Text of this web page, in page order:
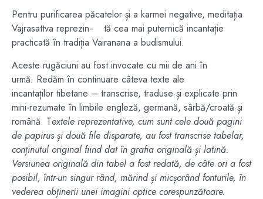
Pentru purificarea păcatelor și a karmei negative, meditația
Vajrasattva reprezin- tă cea mai puternică incantație
practicată în tradiția Vairanana a budismului.
Aceste rugăciuni au fost invocate cu mii de ani în
urmă. Redăm în continuare câteva texte ale
incantaților tibetane – transcrise, traduse și explicate prin
mini-rezumate în limbile engleză, germană, sârbă/croată și
română. Textele reprezentative, cum sunt cele două pagini
de papirus și două file disparate, au fost transcrise tabelar,
conținutul original fiind dat în grafia originală și latină.
Versiunea originală din tabel a fost redată, de câte ori a fost
posibil, într-un singur rând, mărind și micșorând fonturile, în
vederea obținerii unei imagini optice corespunzătoare.